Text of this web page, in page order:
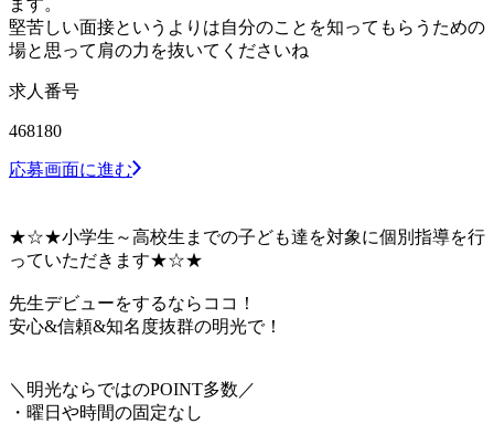
堅苦しい面接というよりは自分のことを知ってもらうための
場と思って肩の力を抜いてくださいね
求人番号
468180
応募画面に進む
★☆★小学生～高校生までの子ども達を対象に個別指導を行
っていただきます★☆★
先生デビューをするならココ！
安心&信頼&知名度抜群の明光で！
＼明光ならではのPOINT多数／
・曜日や時間の固定なし